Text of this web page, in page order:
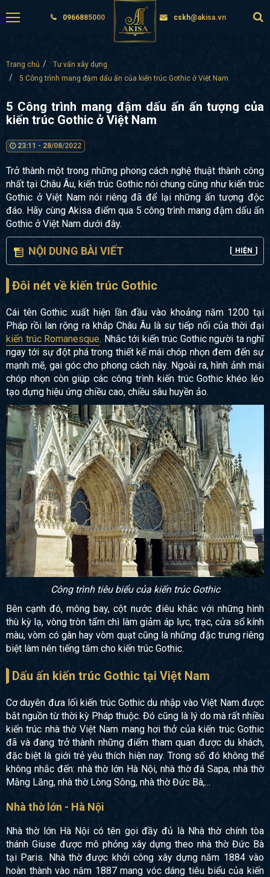
0966885000 cskh@akisa.vn
Trang chủ
Tư vấn xây dựng
5 Công trình mang đậm dấu ấn của kiến trúc Gothic ở Việt Nam
5 Công trình mang đậm dấu ấn ấn tượng của
kiến trúc Gothic ở Việt Nam
23:11 - 28/08/2022
Trở thành một trong những phong cách nghệ thuật thành công
nhất tại Châu Âu, kiến trúc Gothic nói chung cũng như kiến trúc
Gothic ở Việt Nam nói riêng đã để lại những ấn tượng độc
đáo. Hãy cùng Akisa điểm qua 5 công trình mang đậm dấu ấn
Gothic ở Việt Nam dưới đây.
NỘI DUNG BÀI VIẾT [ HIỆN ]
Đôi nét về kiến trúc Gothic
Cái tên Gothic xuất hiện lần đầu vào khoảng năm 1200 tại
Pháp rồi lan rộng ra khắp Châu Âu là sự tiếp nối của thời đại
kiến trúc Romanesque. Nhắc tới kiến trúc Gothic người ta nghĩ
ngay tới sự đột phá trong thiết kế mái chóp nhọn đem đến sự
mạnh mẽ, gai góc cho phong cách này. Ngoài ra, hình ảnh mái
chóp nhọn còn giúp các công trình kiến trúc Gothic khéo léo
tạo dựng hiệu ứng chiều cao, chiều sâu huyền ảo.
Công trình tiêu biểu của kiến trúc Gothic
Bên cạnh đó, mông bay, cột nước điêu khắc với những hình
thù kỳ lạ, vòng tròn tẩm chì làm giảm áp lực, trạc, cửa sổ kính
màu, vòm có gân hay vòm quạt cũng là những đặc trưng riêng
biệt làm nên tiếng tăm cho kiến trúc Gothic.
Dấu ấn kiến trúc Gothic tại Việt Nam
Cơ duyên đưa lối kiến trúc Gothic du nhập vào Việt Nam được
bắt nguồn từ thời kỳ Pháp thuộc. Đó cũng là lý do mà rất nhiều
kiến trúc nhà thờ Việt Nam mang hơi thở của kiến trúc Gothic
đã và đang trở thành những điểm tham quan được du khách,
đặc biệt là giới trẻ yêu thích hiện nay. Trong số đó không thể
không nhắc đến: nhà thờ lớn Hà Nội, nhà thờ đá Sapa, nhà thờ
Mằng Lăng, nhà thờ Lòng Sông, nhà thờ Đức Bà,...
Nhà thờ lớn - Hà Nội
Nhà thờ lớn Hà Nội có tên gọi đầy đủ là Nhà thờ chính tòa
thánh Giuse được mô phỏng xây dựng theo nhà thờ Đức Bà
tại Paris. Nhà thờ được khởi công xây dựng năm 1884 vào
hoàn thành vào năm 1887 mang vóc dáng tiêu biểu của kiến